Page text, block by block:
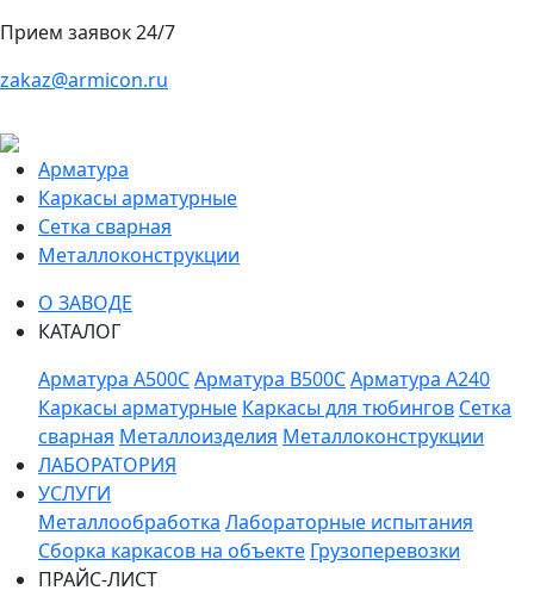
Прием заявок 24/7
zakaz@armicon.ru
Арматура
Каркасы арматурные
Сетка сварная
Металлоконструкции
О ЗАВОДЕ
КАТАЛОГ
Арматура A500CАрматура B500CАрматура A240
Каркасы арматурные Каркасы для тюбингов Сетка
сварная Металлоизделия Металлоконструкции
ЛАБОРАТОРИЯ
УСЛУГИ
Металлообработка Лабораторные испытания
Сборка каркасов на объекте Грузоперевозки
ПРАЙС-ЛИСТ